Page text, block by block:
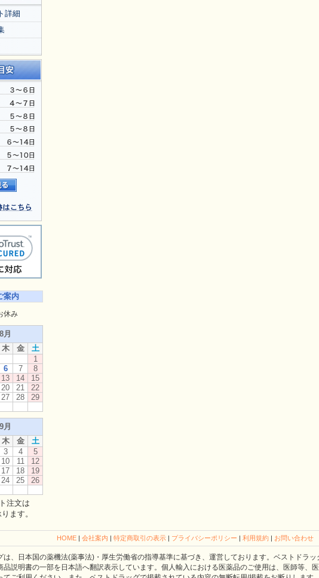
詳細
案内
休み
月
木 金
土
1
6 7
8
13 14
15
20 21
22
27 28
29
月
木 金
土
3 4
5
10 11
12
17 18
19
24 25
26
注文は
ます。
HOME | 会社案内 | 特定商取引の表示 | プライバシーポリシー | 利用規約 | お問い合わせ
、日本国の薬機法(薬事法)・厚生労働省の指導基準に基づき、運営しております。ベストドラ
品説明書の一部を日本語へ翻訳表示しています。個人輸入における医薬品のご使用は、医師等、